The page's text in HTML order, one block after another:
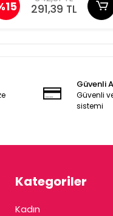
291,39 TL
Güvenli
Güvenli
sistemi
Kategoriler
Kadın